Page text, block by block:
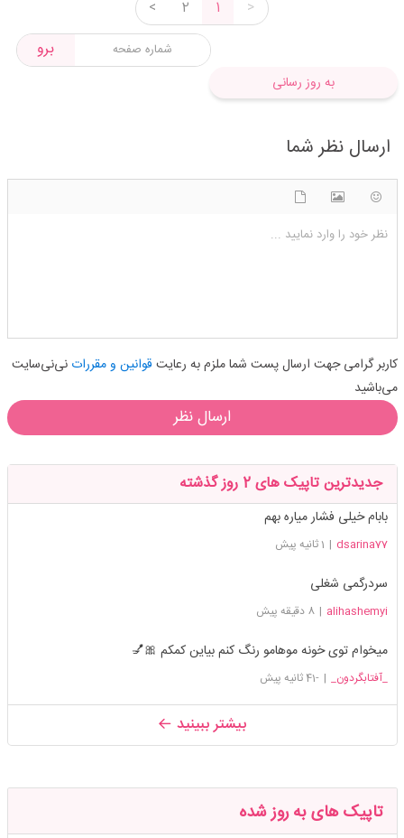
>
1
2
<
برو
به روز رسانی
ارسال نظر شما
نظر خود را وارد نمایید ...
کاربر گرامی جهت ارسال پست شما ملزم به رعایت قوانین و مقرراتنی‌نی‌سایت
می‌باشید
ارسال نظر
جدیدترین تاپیک های 2 روز گذشته
بابام خیلی فشار میاره بهم
dsarina77
| 1 ثانیه پیش
سردرگمی شغلی
alihashemyi
| 8 دقیقه پیش
میخوام توی خونه موهامو رنگ کنم بیاین کمکم 🎀💅
_آفتابگردون_ | -41 ثانیه پیش
بیشتر ببینید
تاپیک های به روز شده